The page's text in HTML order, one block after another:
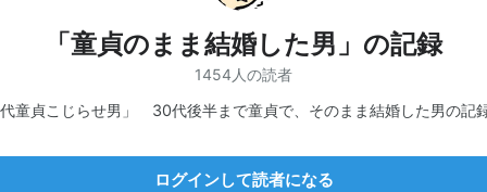
「童貞のまま結婚した男」の記録
1454人の読者
童貞こじらせ男」 30代後半まで童貞で、そのまま結婚した男の記
ログインして読者になる